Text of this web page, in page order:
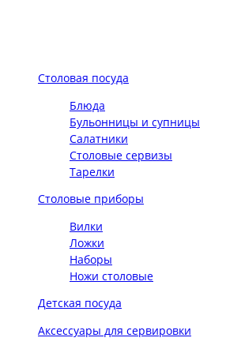
Столовая посуда
Блюда
Бульонницы и супницы
Салатники
Столовые сервизы
Тарелки
Столовые приборы
Вилки
Ложки
Наборы
Ножи столовые
Детская посуда
Аксессуары для сервировки